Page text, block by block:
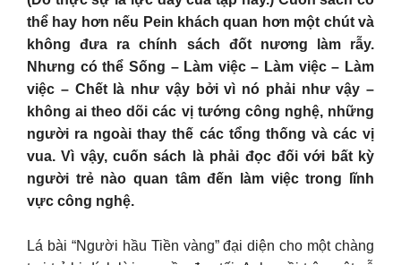
thể hay hơn nếu Pein khách quan hơn một chút và
không đưa ra chính sách đốt nương làm rẫy.
Nhưng có thể Sống – Làm việc – Làm việc – Làm
việc – Chết là như vậy bởi vì nó phải như vậy –
không ai theo dõi các vị tướng công nghệ, những
người ra ngoài thay thế các tổng thống và các vị
vua. Vì vậy, cuốn sách là phải đọc đối với bất kỳ
người trẻ nào quan tâm đến làm việc trong lĩnh
vực công nghệ.
Lá bài “Người hầu Tiền vàng” đại diện cho một chàng